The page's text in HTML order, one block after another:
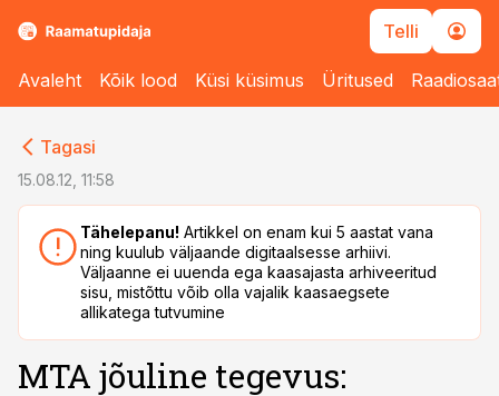
Telli
Avaleht Kõik lood Küsi küsimus Üritused
Tagasi
15.08.12, 11:58
Tähelepanu! Artikkel on enam kui 5 aastat vana
ning kuulub väljaande digitaalsesse arhiivi.
Väljaanne ei uuenda ega kaasajasta arhiveeritud
sisu, mistõttu võib olla vajalik kaasaegsete
allikatega tutvumine
MTA jõuline tegevus: